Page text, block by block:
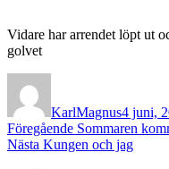
Vidare har arrendet löpt ut
golvet
KarlMagnus4 juni,
Föregående Föregående
inlägg:
Sommaren
Nästa Nästa
Kungen och jag